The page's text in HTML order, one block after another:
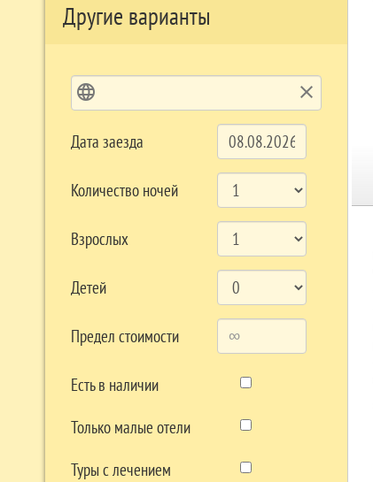
Другие варианты
language clear
Дата заезда
Количество ночей
Взрослых
Детей
Предел стоимости
Есть в наличии
Только малые отели
Туры с лечением